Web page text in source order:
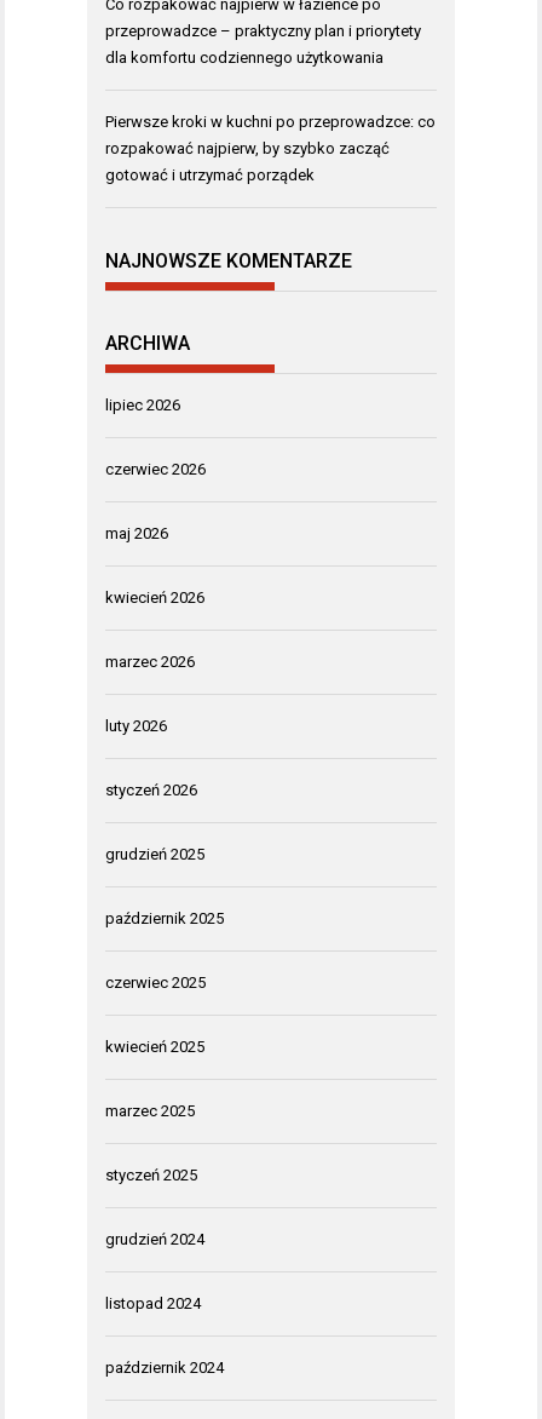
Co rozpakować najpierw w łazience po
przeprowadzce – praktyczny plan i priorytety
dla komfortu codziennego użytkowania
Pierwsze kroki w kuchni po przeprowadzce: co
rozpakować najpierw, by szybko zacząć
gotować i utrzymać porządek
NAJNOWSZE KOMENTARZE
ARCHIWA
lipiec 2026
czerwiec 2026
maj 2026
kwiecień 2026
marzec 2026
luty 2026
styczeń 2026
grudzień 2025
październik 2025
czerwiec 2025
kwiecień 2025
marzec 2025
styczeń 2025
grudzień 2024
listopad 2024
październik 2024